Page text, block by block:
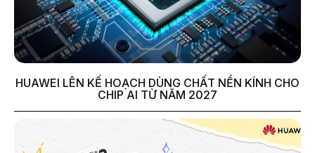
HUAWEI LÊN KẾ HOẠCH DÙNG CHẤT NỀN KÍNH CHO
CHIP AI TỪ NĂM 2027